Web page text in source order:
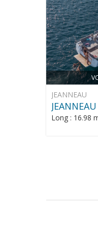
JEANNEAU
Long :